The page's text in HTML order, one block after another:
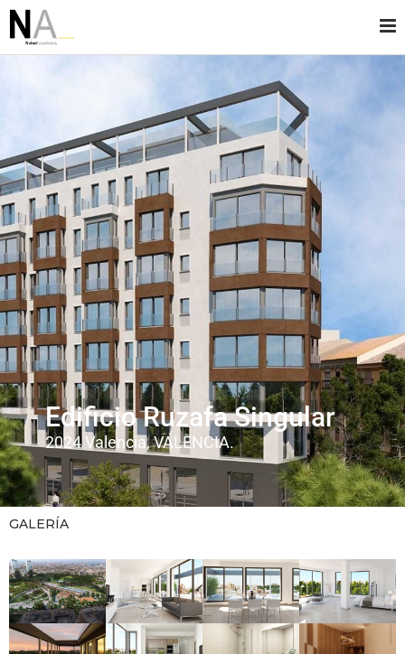
Edificio Ruzafa Singular
2024 Valencia, VALENCIA.
GALERÍA